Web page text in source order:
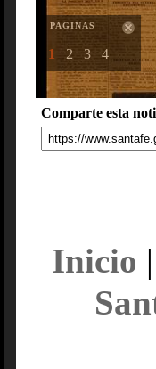
PAGINAS
1 2 3 4
Comparte esta
Inicio |